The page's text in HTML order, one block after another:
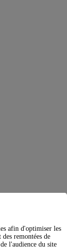
des appareils
les
afin d'optimiser les
remontées de
l'audience du site